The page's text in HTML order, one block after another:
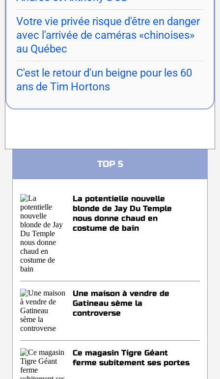
Votre vie privée risque d'être en danger
avec l'arrivée de caméras «chinoises»
au Québec
C'est le retour d'un beigne pour les 60
ans de Tim Hortons
TOP 5
La potentielle nouvelle
blonde de Jay Du Temple
nous donne chaud en
costume de bain
Une maison à vendre de
Gatineau sème la
controverse
Ce magasin Tigre Géant
ferme subitement ses portes